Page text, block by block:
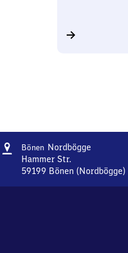
Adresse
Bönen Nordbögge
Hammer Str.
59199 Bönen (Nordbögge)